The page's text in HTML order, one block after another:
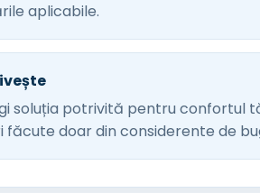
aplicabile.
soluția potrivită pentru confortul
doar din considerente de